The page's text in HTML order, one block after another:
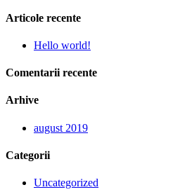
Articole recente
Hello world!
Comentarii recente
Arhive
august 2019
Categorii
Uncategorized